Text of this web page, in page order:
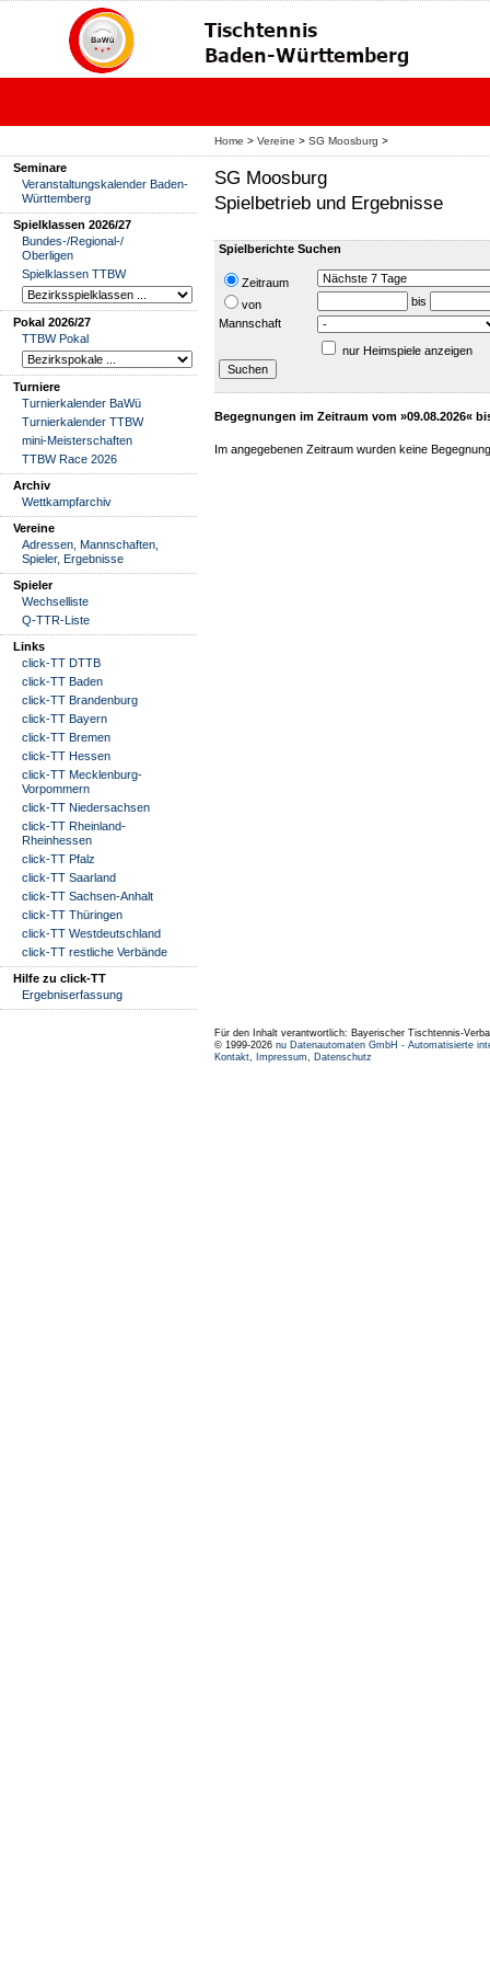
Home > Vereine > SG Moosburg >
Seminare
Veranstaltungskalender Baden-
Württemberg
Spielklassen 2026/27
Bundes-/Regional-/
Oberligen
Spielklassen TTBW
Pokal 2026/27
TTBW Pokal
Turniere
Turnierkalender BaWü
Turnierkalender TTBW
mini-Meisterschaften
TTBW Race 2026
Archiv
Wettkampfarchiv
Vereine
Adressen, Mannschaften,
Spieler, Ergebnisse
Spieler
Wechselliste
Q-TTR-Liste
Links
click-TT DTTB
click-TT Baden
click-TT Brandenburg
click-TT Bayern
click-TT Bremen
click-TT Hessen
click-TT Mecklenburg-
Vorpommern
click-TT Niedersachsen
click-TT Rheinland-
Rheinhessen
click-TT Pfalz
click-TT Saarland
click-TT Sachsen-Anhalt
click-TT Thüringen
click-TT Westdeutschland
click-TT restliche Verbände
Hilfe zu click-TT
Ergebniserfassung
SG Moosburg
Spielbetrieb und Ergebnisse
Spielberichte Suchen
Zeitraum
von
bis
Mannschaft
nur Heimspiele anzeigen
Begegnungen im Zeitraum vom »09.08.2026«
Im angegebenen Zeitraum wurden keine
Für den Inhalt verantwortlich: Bayerischer Tischtennis-
© 1999-2026 nu Datenautomaten GmbH - Automatisierte
Kontakt, Impressum, Datenschutz